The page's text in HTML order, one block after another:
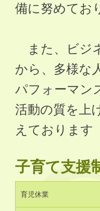
備に努めてお
また、ビジ
から、多様な
パフォーマン
活動の質を上
えております
子育て支援
育児休業